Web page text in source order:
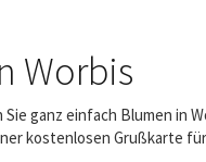
Worbis
ganz einfach Blumen in
kostenlosen Grußkarte